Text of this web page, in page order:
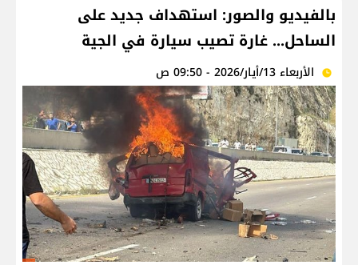
بالفيديو والصور: استهداف جديد على
الساحل... غارة تصيب سيارة في الجية
الأربعاء 13/أيار/2026 - 09:50 ص